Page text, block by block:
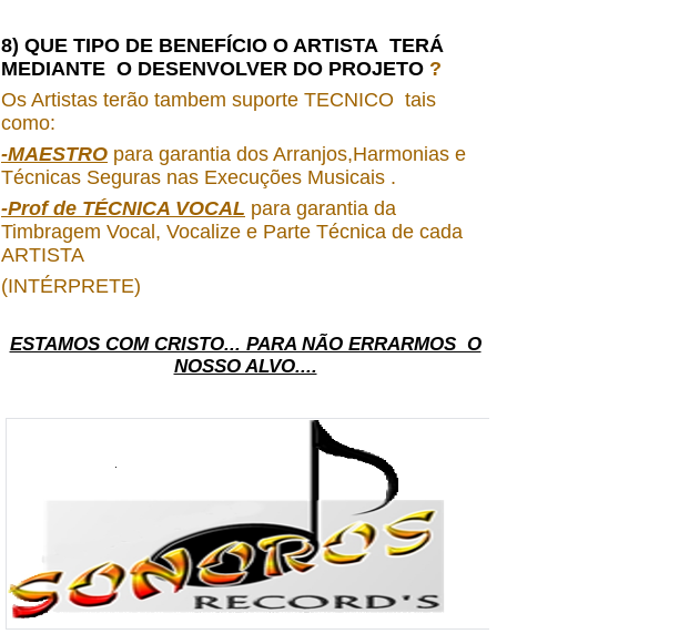
8) QUE TIPO DE BENEFÍCIO O ARTISTA TERÁ
MEDIANTE O DESENVOLVER DO PROJETO ?
Os Artistas terão tambem suporte TECNICO tais
como:
-MAESTRO para garantia dos Arranjos,Harmonias e
Técnicas Seguras nas Execuções Musicais .
-Prof de TÉCNICA VOCAL para garantia da
Timbragem Vocal, Vocalize e Parte Técnica de cada
ARTISTA
(INTÉRPRETE)
ESTAMOS COM CRISTO... PARA NÃO ERRARMOS O
NOSSO ALVO....